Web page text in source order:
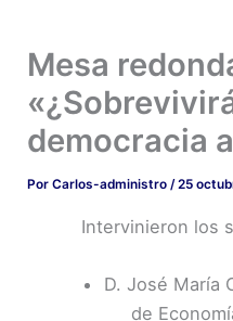
Mesa
democracia
PorCarlos-administro/25
Intervinieron los
D. José María
de